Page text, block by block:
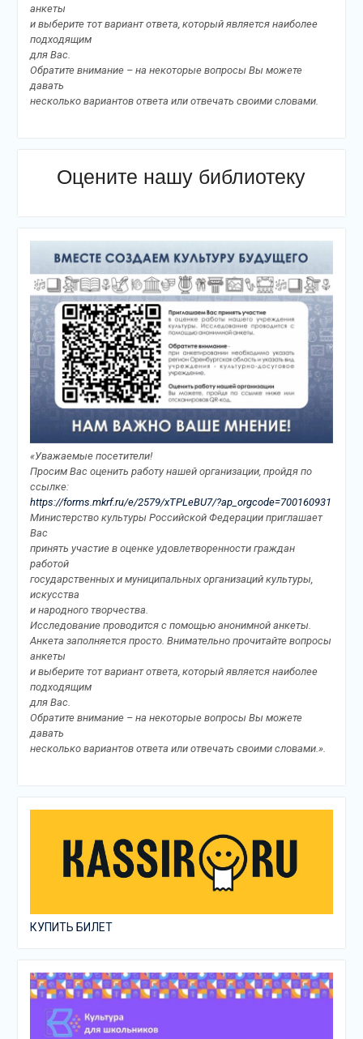
анкеты
и выберите тот вариант ответа, который является наиболее
подходящим
для Вас.
Обратите внимание – на некоторые вопросы Вы можете
давать
несколько вариантов ответа или отвечать своими словами.
Оцените нашу библиотеку
«Уважаемые посетители!
Просим Вас оценить работу нашей организации, пройдя по
ссылке:
https://forms.mkrf.ru/e/2579/xTPLeBU7/?ap_orgcode=700160931
Министерство культуры Российской Федерации приглашает
Вас
принять участие в оценке удовлетворенности граждан
работой
государственных и муниципальных организаций культуры,
искусства
и народного творчества.
Исследование проводится с помощью анонимной анкеты.
Анкета заполняется просто. Внимательно прочитайте вопросы
анкеты
и выберите тот вариант ответа, который является наиболее
подходящим
для Вас.
Обратите внимание – на некоторые вопросы Вы можете
давать
несколько вариантов ответа или отвечать своими словами.».
КУПИТЬ БИЛЕТ